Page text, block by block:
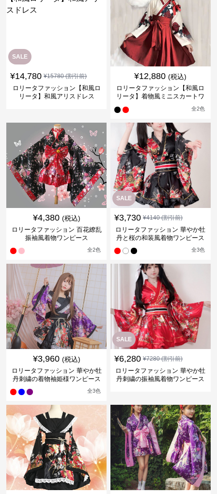
SALE
¥14,780 ¥15780(割引前)
ロリータファッション【和風ロ
リータ】和風アリスドレス
¥12,880 (税込)
ロリータファッション【和風ロ
リータ】着物風ミニスカートワ
全2色
¥4,380 (税込)
ロリータファッション 百花繚乱
振袖風着物ワンピース
全2色
SALE
¥3,730 ¥4140(割引前)
ロリータファッション 華やか牡
丹と桜の和装風着物ワンピース
全3色
¥3,960 (税込)
ロリータファッション 華やか牡
丹刺繍の着物袖姫様ワンピース
全3色
SALE
¥6,280 ¥7280(割引前)
ロリータファッション 華やか牡
丹刺繍の振袖風着物ワンピース